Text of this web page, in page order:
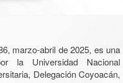
marzo-abril de 2025, es una
la Universidad Nacional
Delegación Coyoacán,